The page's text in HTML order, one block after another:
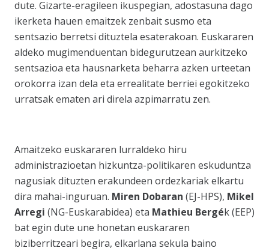
dute. Gizarte-eragileen ikuspegian, adostasuna dago
ikerketa hauen emaitzek zenbait susmo eta
sentsazio berretsi dituztela esaterakoan. Euskararen
aldeko mugimenduentan bidegurutzean aurkitzeko
sentsazioa eta hausnarketa beharra azken urteetan
orokorra izan dela eta errealitate berriei egokitzeko
urratsak ematen ari direla azpimarratu zen.
Amaitzeko euskararen lurraldeko hiru
administrazioetan hizkuntza-politikaren eskuduntza
nagusiak dituzten erakundeen ordezkariak elkartu
dira mahai-inguruan. Miren Dobaran (EJ-HPS), Mikel
Arregi (NG-Euskarabidea) eta Mathieu Bergék (EEP)
bat egin dute une honetan euskararen
biziberritzeari begira, elkarlana sekula baino